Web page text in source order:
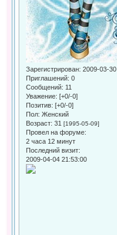
Зарегистрирован: 2009-03-30
Приглашений: 0
Сообщений: 11
Уважение: [+0/-0]
Позитив: [+0/-0]
Пол: Женский
Возраст: 31[1995-05-09]
Провел на форуме:
2 часа 12 минут
Последний визит:
2009-04-04 21:53:00